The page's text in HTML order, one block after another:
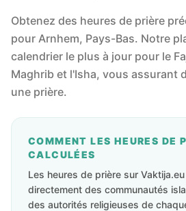
Obtenez des heures de prière
pour Arnhem, Pays-Bas. Notre
calendrier le plus à jour pour le
Maghrib et l'Isha, vous assurant
une prière.
COMMENT LES HEURES DE
CALCULÉES
Les heures de prière sur
directement des communautés
des autorités religieuses de